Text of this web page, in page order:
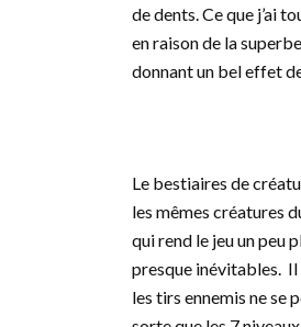
de dents. Ce que j’ai
en raison de la
donnant un bel effet
Le bestiaires de
les mêmes créatures
qui rend le jeu un peu
presque inévitables. Il
les tirs ennemis ne se